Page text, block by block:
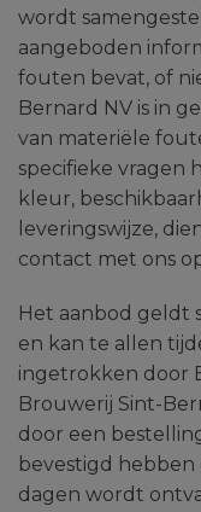
wordt
aangeboden
fouten bevat, of
Bernard NV is in
van materiële
specifieke vragen
kleur,
leveringswijze,
contact met ons
Het aanbod geldt
en kan te allen
ingetrokken door
Brouwerij Sint-
door een
bevestigd
dagen wordt